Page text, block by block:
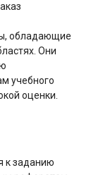
обладающие
Они
учебного
оценки.
к заданию